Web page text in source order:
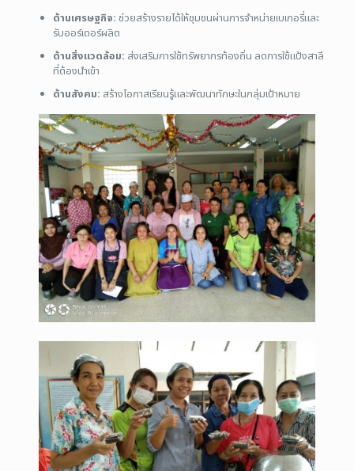
ด้านเศรษฐกิจ: ช่วยสร้างรายได้ให้ชุมชนผ่านการจำหน่ายเบเกอรี่และ
รับออร์เดอร์ผลิต
ด้านสิ่งแวดล้อม: ส่งเสริมการใช้ทรัพยากรท้องถิ่น ลดการใช้แป้งสาลี
ที่ต้องนำเข้า
ด้านสังคม: สร้างโอกาสเรียนรู้และพัฒนาทักษะในกลุ่มเป้าหมาย